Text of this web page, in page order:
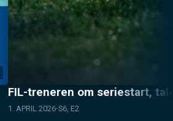
FIL-treneren om seriestart,
1. APRIL 2026 S6, E2